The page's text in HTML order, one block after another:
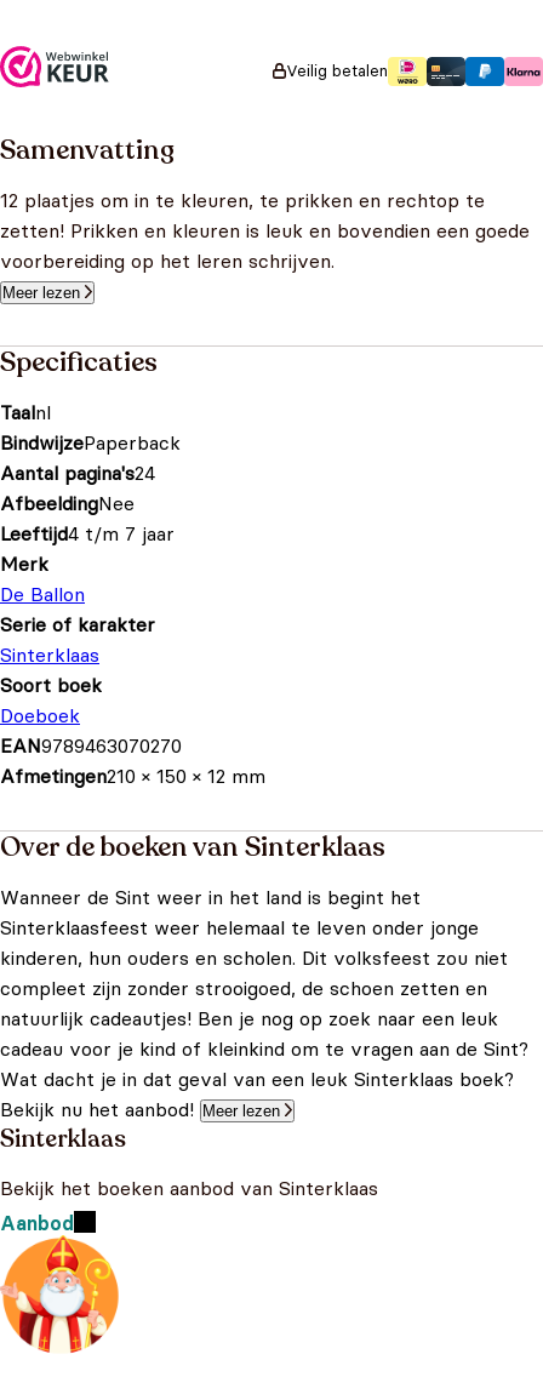
Veilig betalen
Samenvatting
12 plaatjes om in te kleuren, te prikken en rechtop te
zetten! Prikken en kleuren is leuk en bovendien een goede
voorbereiding op het leren schrijven.
Meer lezen
Specificaties
Taalnl
BindwijzePaperback
Aantal pagina's24
AfbeeldingNee
Leeftijd4 t/m 7 jaar
Merk
De Ballon
Serie of karakter
Sinterklaas
Soort boek
Doeboek
EAN9789463070270
Afmetingen210 × 150 × 12 mm
Over de boeken van Sinterklaas
Wanneer de Sint weer in het land is begint het
Sinterklaasfeest weer helemaal te leven onder jonge
kinderen, hun ouders en scholen. Dit volksfeest zou niet
compleet zijn zonder strooigoed, de schoen zetten en
natuurlijk cadeautjes! Ben je nog op zoek naar een leuk
cadeau voor je kind of kleinkind om te vragen aan de Sint?
Wat dacht je in dat geval van een leuk Sinterklaas boek?
Bekijk nu het aanbod!
Meer lezen
Sinterklaas
Bekijk het boeken aanbod van Sinterklaas
Aanbod